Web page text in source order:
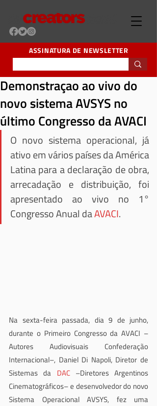
ASSINATURA DE NEWSLETTER
Demonstraçao ao vivo do
novo sistema AVSYS no
último Congresso da AVACI
O novo sistema operacional, já
ativo em vários países da América
Latina para a declaração de obra,
arrecadação e distribuição, foi
apresentado ao vivo no 1°
Congresso Anual da AVACI.
Na sexta-feira passada, dia 9 de junho,
durante o Primeiro Congresso da AVACI –
Autores Audiovisuais Confederação
Internacional–, Daniel Di Napoli, Diretor de
Sistemas da DAC –Diretores Argentinos
Cinematográficos– e desenvolvedor do novo
Sistema Operacional AVSYS, fez uma